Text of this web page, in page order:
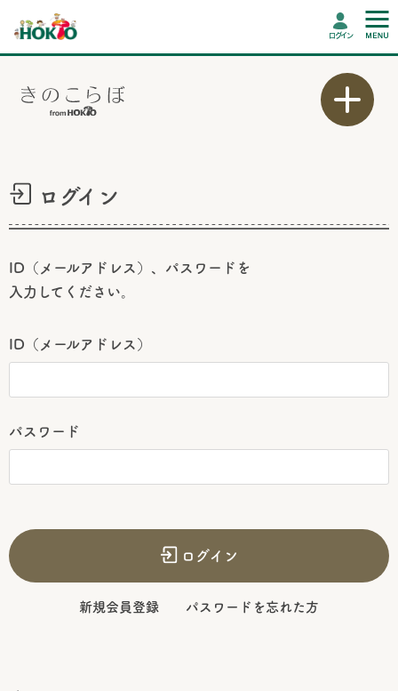
ログイン
ログイン
ID（メールアドレス）、パスワードを
入力してください。
ID（メールアドレス）
パスワード
ログイン
新規会員登録 パスワードを忘れた方